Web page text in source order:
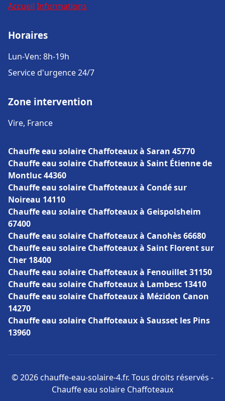
Accueil Informations
Horaires
Lun-Ven: 8h-19h
Service d'urgence 24/7
Zone intervention
Vire, France
Chauffe eau solaire Chaffoteaux à Saran 45770
Chauffe eau solaire Chaffoteaux à Saint Étienne de
Montluc 44360
Chauffe eau solaire Chaffoteaux à Condé sur
Noireau 14110
Chauffe eau solaire Chaffoteaux à Geispolsheim
67400
Chauffe eau solaire Chaffoteaux à Canohès 66680
Chauffe eau solaire Chaffoteaux à Saint Florent sur
Cher 18400
Chauffe eau solaire Chaffoteaux à Fenouillet 31150
Chauffe eau solaire Chaffoteaux à Lambesc 13410
Chauffe eau solaire Chaffoteaux à Mézidon Canon
14270
Chauffe eau solaire Chaffoteaux à Sausset les Pins
13960
© 2026 chauffe-eau-solaire-4.fr. Tous droits réservés -
Chauffe eau solaire Chaffoteaux